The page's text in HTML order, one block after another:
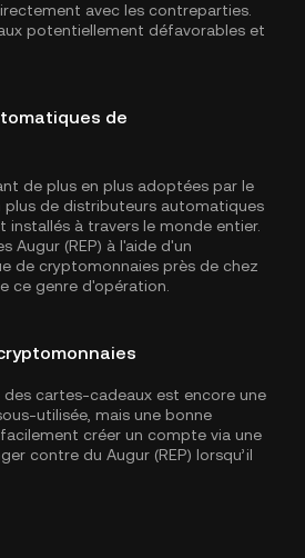
avec les contreparties.
potentiellement défavorables et
de
de plus en plus adoptées par le
plus de distributeurs automatiques
à travers le monde entier.
Augur (REP) à l'aide d'un
de cryptomonnaies près de chez
ce genre d'opération.
des cartes-cadeaux est encore une
utilisée, mais une bonne
créer un compte via une
contre du Augur (REP) lorsqu’il